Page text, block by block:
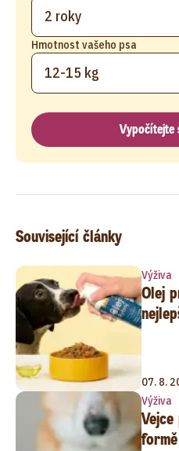
2 roky
Hmotnost vašeho psa
12-15 kg
Vypočítejte
Související články
Výživa
Olej
07. 8.
Výživa